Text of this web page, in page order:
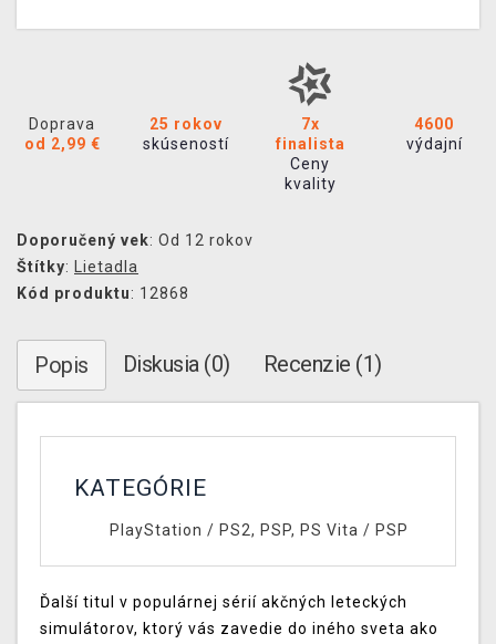
Doprava
od 2,99 €
25 rokov
skúseností
7x
finalista
Ceny
kvality
4600
výdajní
Doporučený vek: Od 12 rokov
Štítky: Lietadla
Kód produktu: 12868
Popis Diskusia (0) Recenzie (1)
KATEGÓRIE
PlayStation / PS2, PSP, PS Vita / PSP
Ďalší titul v populárnej sérií akčných leteckých
simulátorov, ktorý vás zavedie do iného sveta ako